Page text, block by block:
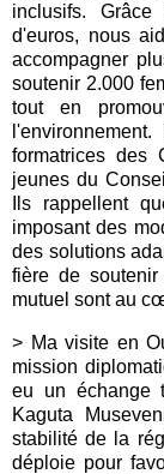
inclusifs.
d'euros, nous
accompagner
soutenir 2.000
tout en
formatrices des
jeunes du
Ils rappellent
imposant des
des solutions
fière de
mutuel sont au
> Ma visite en
mission
eu un échange
Kaguta
stabilité de la
déploie pour